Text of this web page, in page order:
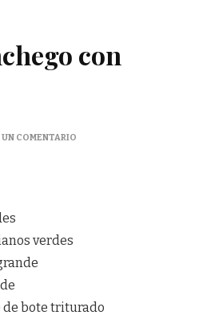
con
UN COMENTARIO
verdes
de bote triturado